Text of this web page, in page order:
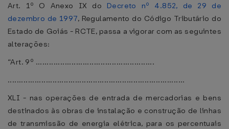
Art. 1º O Anexo IX do Decreto nº 4.852, de 29 de
dezembro de 1997, Regulamento do Código Tributário do
Estado de Goiás - RCTE, passa a vigorar com as seguintes
alterações:
“Art. 9º .....................................................
...............................................................................
XLI - nas operações de entrada de mercadorias e bens
destinados às obras de instalação e construção de linhas
de transmissão de energia elétrica, para os percentuais